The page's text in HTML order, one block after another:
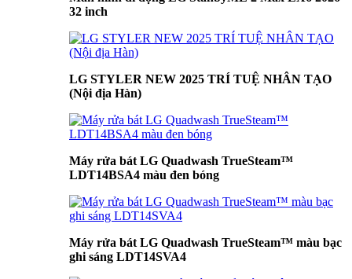
32 inch
LG STYLER NEW 2025 TRÍ TUỆ NHÂN TẠO
(Nội địa Hàn)
Máy rửa bát LG Quadwash TrueSteam™
LDT14BSA4 màu đen bóng
Máy rửa bát LG Quadwash TrueSteam™ màu bạc
ghi sáng LDT14SVA4